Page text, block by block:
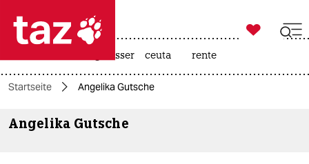
 taz zahl ich
taz zahl ich
themen

taz zahl ich
niedrigwasser ceuta rente
Startseite Angelika Gutsche
Angelika Gutsche